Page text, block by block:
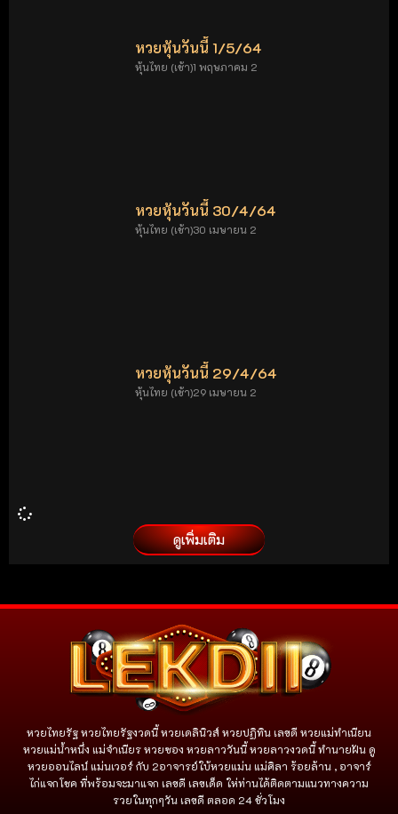
หวยหุ้นวันนี้ 1/5/64
หุ้นไทย (เช้า)1 พฤษภาคม 2
หวยหุ้นวันนี้ 30/4/64
หุ้นไทย (เช้า)30 เมษายน 2
หวยหุ้นวันนี้ 29/4/64
หุ้นไทย (เช้า)29 เมษายน 2
ดูเพิ่มเติม
หวยไทยรัฐ หวยไทยรัฐงวดนี้ หวยเดลินิวส์ หวยปฏิทิน เลขดี หวยแม่ทำเนียน
หวยแม่น้ำหนึ่ง แม่จําเนียร หวยซอง หวยลาววันนี้ หวยลาวงวดนี้ ทำนายฝัน ดู
หวยออนไลน์ แม่นเวอร์ กับ 2อาจารย์ใบ้หวยแม่น แม่ศิลา ร้อยล้าน , อาจาร์
ไก่แจกโชค ที่พร้อมจะมาแจก เลขดี เลขเด็ด ให่ท่านได้ติดตามแนวทางความ
รวยในทุกๆวัน เลขดี ตลอด 24 ชั่วโมง